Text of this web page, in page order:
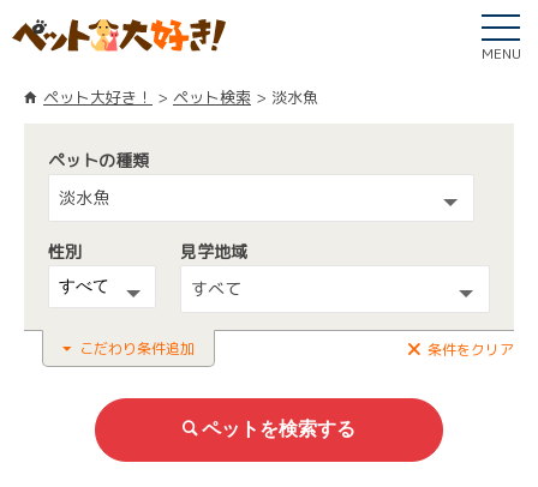
MENU
ペット大好き！ ペット検索 淡水魚
ペットの種類
淡水魚
性別
見学地域
すべて
こだわり条件追加 条件をクリア